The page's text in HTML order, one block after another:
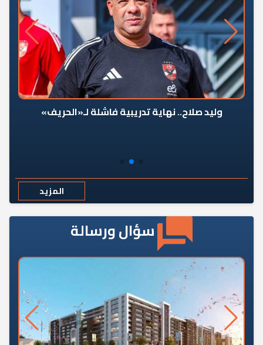
وليد صلاح.. نهاية تدريبية فاشلة لـ«الحريف»
المزيد
سؤال ورسالة